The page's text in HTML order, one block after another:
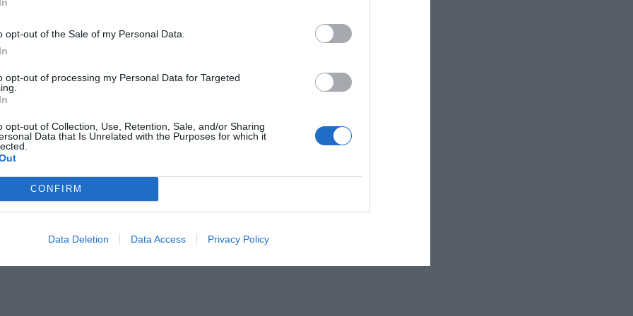
opt-out of the Sale of my Personal Data.
opt-out of processing my Personal Data for Targeted
opt-out of Collection, Use, Retention, Sale, and/or Sharing
Data that Is Unrelated with the Purposes for which it
CONFIRM
Data Deletion Data Access Privacy Policy
un
al
"y el abuso
es por respeto a las víctimas de la DANA en
preparadas", ha concluido Álvarez.
preferida de Google de
de actualidad